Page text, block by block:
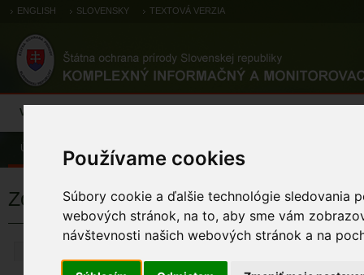
Používame cookies
Súbory cookie a ďalšie technológie sledovania
webových stránok, na to, aby sme vám
návštevnosti našich webových stránok a na
ENGLISH SLOVENSKY TEXTOVÁ VERZIA
Výsledky monitoringu
Úvod Pozorovania a výskytové dáta
Zoologické výskytové záznamy